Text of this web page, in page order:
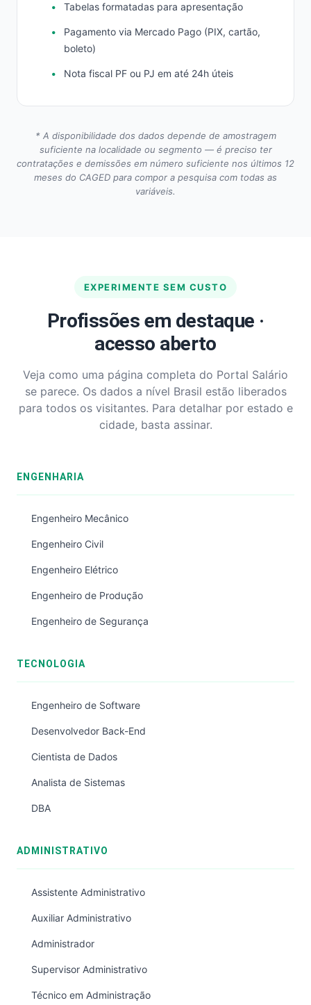
Tabelas formatadas para apresentação
Pagamento via Mercado Pago (PIX, cartão,
boleto)
Nota fiscal PF ou PJ em até 24h úteis
* A disponibilidade dos dados depende de amostragem
suficiente na localidade ou segmento — é preciso ter
contratações e demissões em número suficiente nos últimos 12
meses do CAGED para compor a pesquisa com todas as
variáveis.
EXPERIMENTE SEM CUSTO
Profissões em destaque ·
acesso aberto
Veja como uma página completa do Portal Salário
se parece. Os dados a nível Brasil estão liberados
para todos os visitantes. Para detalhar por estado e
cidade, basta assinar.
ENGENHARIA
Engenheiro Mecânico
Engenheiro Civil
Engenheiro Elétrico
Engenheiro de Produção
Engenheiro de Segurança
TECNOLOGIA
Engenheiro de Software
Desenvolvedor Back-End
Cientista de Dados
Analista de Sistemas
DBA
ADMINISTRATIVO
Assistente Administrativo
Auxiliar Administrativo
Administrador
Supervisor Administrativo
Técnico em Administração